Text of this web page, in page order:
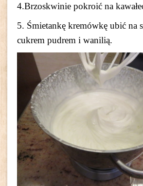
4.Brzoskwinie pokroić na
5. Śmietankę kremówkę ubić na
cukrem pudrem i wanilią.